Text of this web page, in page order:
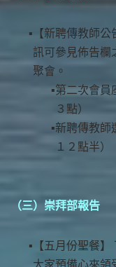
【新聘傳教師
訊可參見佈告欄
聚會。
第二次會員
３點）
新聘傳教師
１２點半）
（三）崇拜部報告
【五月份聖餐
大家預備心來領